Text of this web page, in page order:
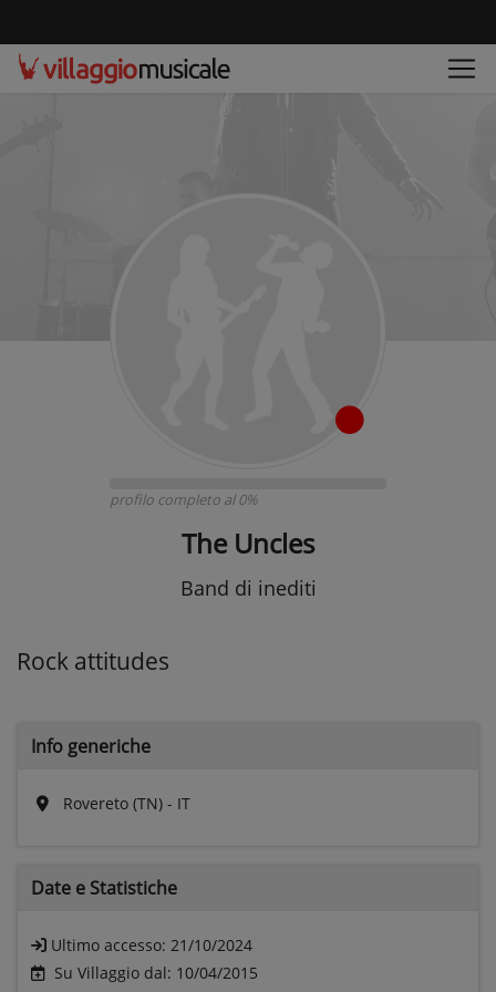
profilo completo al 0%
The Uncles
Band di inediti
Rock attitudes
Info generiche
Rovereto (TN) - IT
Date e Statistiche
Ultimo accesso: 21/10/2024
Su Villaggio dal: 10/04/2015